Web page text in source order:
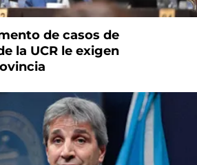
de casos de
la UCR le exigen